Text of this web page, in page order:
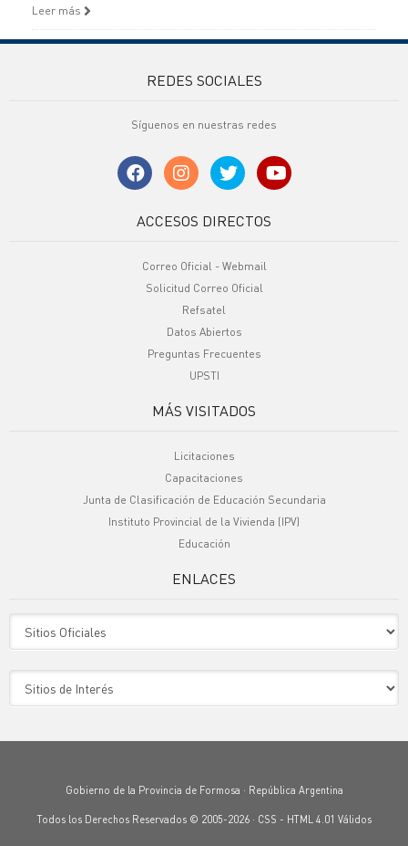
Leer más
REDES SOCIALES
Síguenos en nuestras redes
ACCESOS DIRECTOS
Correo Oficial - Webmail
Solicitud Correo Oficial
Refsatel
Datos Abiertos
Preguntas Frecuentes
UPSTI
MÁS VISITADOS
Licitaciones
Capacitaciones
Junta de Clasificación de Educación Secundaria
Instituto Provincial de la Vivienda (IPV)
Educación
ENLACES
Gobierno de la Provincia de Formosa · República Argentina
Todos los Derechos Reservados © 2005-2026 · CSS - HTML 4.01 Válidos